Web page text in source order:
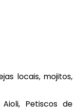
locais, mojitos,
Petiscos de